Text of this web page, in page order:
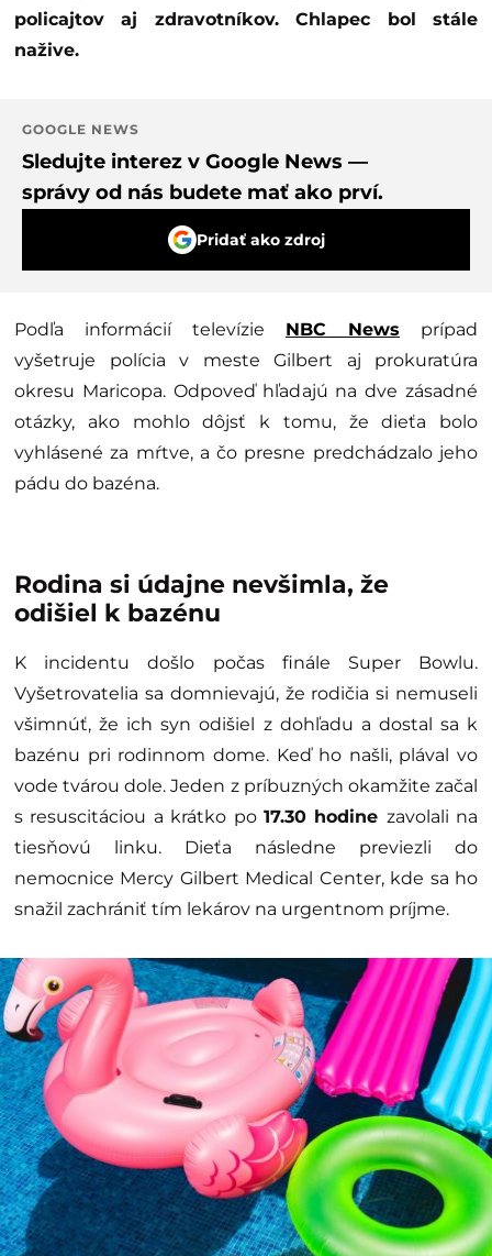
policajtov aj zdravotníkov. Chlapec bol stále
nažive.
GOOGLE NEWS
Sledujte interez v Google News —
správy od nás budete mať ako prví.
Pridať ako zdroj
Podľa informácií televízie NBC News prípad
vyšetruje polícia v meste Gilbert aj prokuratúra
okresu Maricopa. Odpoveď hľadajú na dve zásadné
otázky, ako mohlo dôjsť k tomu, že dieťa bolo
vyhlásené za mŕtve, a čo presne predchádzalo jeho
pádu do bazéna.
Rodina si údajne nevšimla, že
odišiel k bazénu
K incidentu došlo počas finále Super Bowlu.
Vyšetrovatelia sa domnievajú, že rodičia si nemuseli
všimnúť, že ich syn odišiel z dohľadu a dostal sa k
bazénu pri rodinnom dome. Keď ho našli, plával vo
vode tvárou dole. Jeden z príbuzných okamžite začal
s resuscitáciou a krátko po 17.30 hodine zavolali na
tiesňovú linku. Dieťa následne previezli do
nemocnice Mercy Gilbert Medical Center, kde sa ho
snažil zachrániť tím lekárov na urgentnom príjme.